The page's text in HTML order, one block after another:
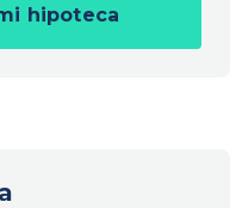
hipoteca